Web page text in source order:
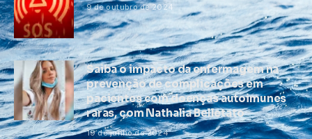
9 de outubro de 2024
Saiba o impacto da enfermagem na
prevenção de complicações em
pacientes com doenças autoimunes
raras, com Nathalia Belletato
19 de junho de 2024